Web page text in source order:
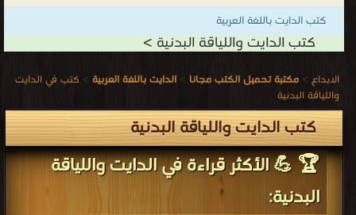
كتب الدايت باللغة العربية
كتب الدايت واللياقة البدنية >
الابداع > مكتبة تحميل الكتب مجانا > الدايت باللغة العربية > كتب في الدايت
واللياقة البدنية
كتب الدايت واللياقة البدنية
🏆 💪 الأكثر قراءة في الدايت واللياقة
البدنية: